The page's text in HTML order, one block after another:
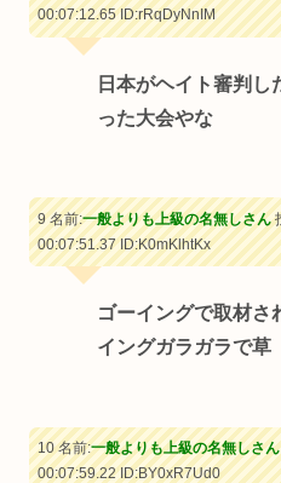
00:07:12.65ID:rRqDyNnIM
日本がヘイト審判
った大会やな
9 名前:一般よりも上級の名無しさん
00:07:51.37ID:K0mKlhtKx
ゴーイングで取材さ
イングガラガラで草
10 名前:一般よりも上級の名無しさん
00:07:59.22ID:BY0xR7Ud0